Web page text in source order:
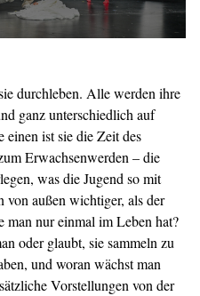
durchleben. Alle werden ihre
ganz unterschiedlich auf
einen ist sie die Zeit des
Erwachsenwerden – die
was die Jugend so mit
außen wichtiger, als der
man nur einmal im Leben hat?
oder glaubt, sie sammeln zu
und woran wächst man
Vorstellungen von der